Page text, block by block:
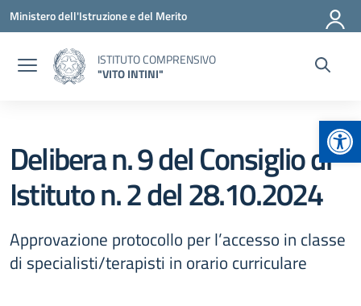
Vai ai contenuti
Vai al menu di navigazione
Vai al footer
Ministero dell'Istruzione e del Merito
ISTITUTO COMPRENSIVO
"VITO INTINI"
Delibera n. 9 del Consiglio di
Istituto n. 2 del 28.10.2024
Approvazione protocollo per l’accesso in classe
di specialisti/terapisti in orario curriculare